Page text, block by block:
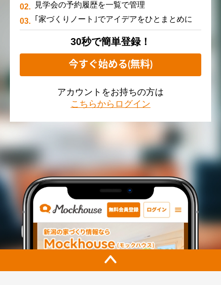
見学会の予約履歴を一覧で管理
｢家づくりノート｣でアイデアをひとまとめに
30秒で簡単登録！
今すぐ始める(無料)
アカウントをお持ちの方は
こちらからログイン